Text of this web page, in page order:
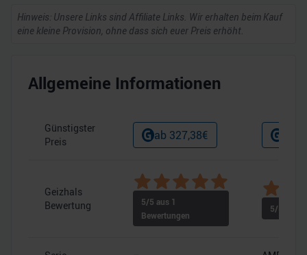
Hinweis: Unsere Links sind Affiliate Links. Wir erhalten beim Kauf
eine kleine Provision, ohne dass sich euer Preis erhöht.
Allgemeine Informationen
Günstigster
Preis
ab 327,38€
Geizhals
Bewertung
5/5 aus 1
Bewertungen
5/5 aus